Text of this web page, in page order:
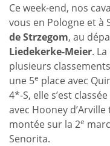
Ce week-end, nos
vous en Pologne et à
de Strzegom, au
Liedekerke-Meier.
plusieurs
une 5e place avec
4*-S, elle s’est classée
avec Hooney
montée sur la 2e
Senorita.